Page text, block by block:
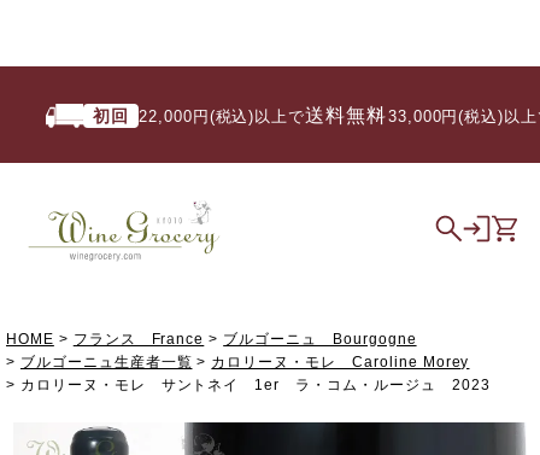
初回 22,000円(税込)以上で送料無料/ 33,000円(税込)以上で
HOME フランス France
ブルゴーニュ Bourgogne
ブルゴーニュ生産者一覧
カロリーヌ・モレ Caroline Morey
カロリーヌ・モレ サントネイ 1er ラ・コム・ルージュ 2023